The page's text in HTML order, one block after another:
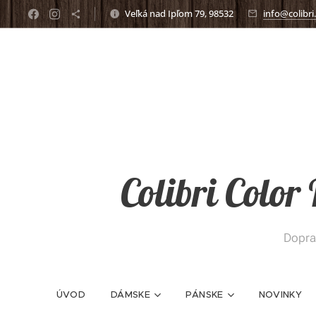
Veľká nad Ipľom 79, 98532
Colibri Color
ÚVOD DÁMSKE PÁNSKE NOVINKY